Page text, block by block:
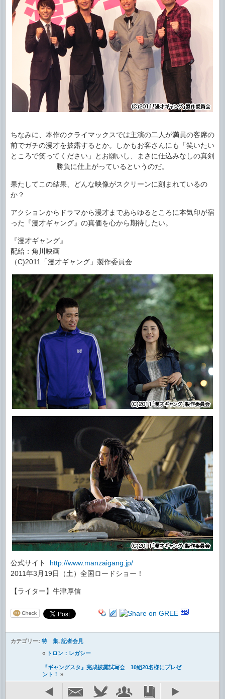
ちなみに、本作のクライマックスでは主演の二人が満員の客席の
前でガチの漫才を披露するとか。しかもお客さんにも「笑いたい
ところで笑ってください」とお願いし、まさに仕込みなしの真剣
勝負に仕上がっているというのだ。
果たしてこの結果、どんな映像がスクリーンに刻まれているの
か？
アクションからドラマから漫才まであらゆるところに本気印が宿
った『漫才ギャング』の真価を心から期待したい。
『漫才ギャング』
配給：角川映画
（C)2011「漫才ギャング」製作委員会
公式サイト http://www.manzaigang.jp/
2011年3月19日（土）全国ロードショー！
【ライター】牛津厚信
カテゴリー: 特 集, 記者会見
« トロン：レガシー
『ギャングスタ』完成披露試写会 10組20名様にプレゼ
ント！ »